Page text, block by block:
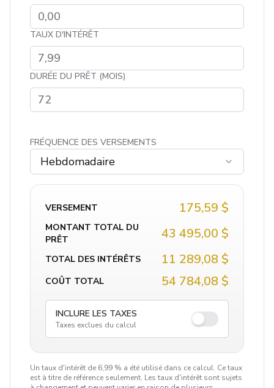
TAUX D'INTÉRÊT
DURÉE DU PRÊT (MOIS)
FRÉQUENCE DES VERSEMENTS
Hebdomadaire
VERSEMENT 175,59 $
MONTANT TOTAL DU
PRÊT
43 495,00 $
TOTAL DES INTÉRÊTS 11 289,08 $
COÛT TOTAL 54 784,08 $
INCLURE LES TAXES
Taxes exclues du calcul
Un taux d'intérêt de 6,99 % a été utilisé dans ce calcul. Ce taux
est à titre de référence seulement. Les taux d'intérêt sont sujets